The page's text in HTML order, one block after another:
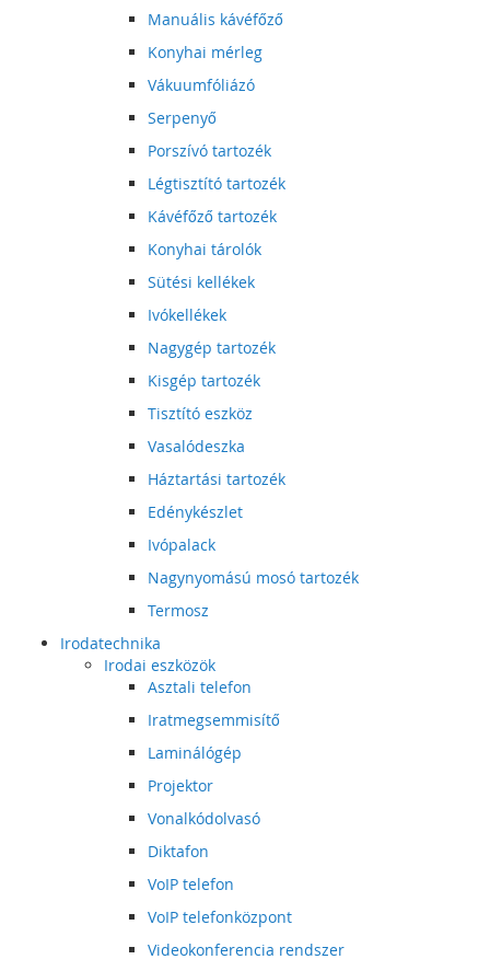
Manuális kávéfőző
Konyhai mérleg
Vákuumfóliázó
Serpenyő
Porszívó tartozék
Légtisztító tartozék
Kávéfőző tartozék
Konyhai tárolók
Sütési kellékek
Ivókellékek
Nagygép tartozék
Kisgép tartozék
Tisztító eszköz
Vasalódeszka
Háztartási tartozék
Edénykészlet
Ivópalack
Nagynyomású mosó tartozék
Termosz
Irodatechnika
Irodai eszközök
Asztali telefon
Iratmegsemmisítő
Laminálógép
Projektor
Vonalkódolvasó
Diktafon
VoIP telefon
VoIP telefonközpont
Videokonferencia rendszer